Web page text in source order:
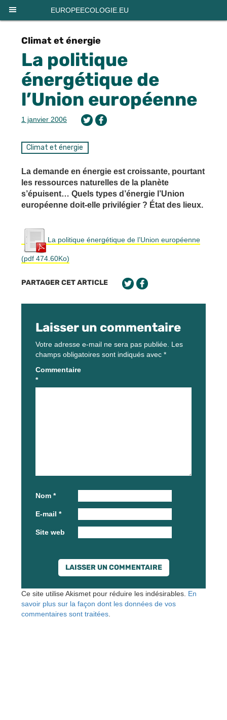
EUROPEECOLOGIE.EU
Climat et énergie
La politique
énergétique de
l’Union européenne
1 janvier 2006
Climat et énergie
La demande en énergie est croissante, pourtant
les ressources naturelles de la planète
s’épuisent… Quels types d’énergie l’Union
européenne doit-elle privilégier ? État des lieux.
La politique énergétique de l’Union européenne
(pdf 474.60Ko)
PARTAGER CET ARTICLE
Laisser un commentaire
Votre adresse e-mail ne sera pas publiée. Les
champs obligatoires sont indiqués avec *
Commentaire
*
Nom *
E-mail *
Site web
Ce site utilise Akismet pour réduire les indésirables. En
savoir plus sur la façon dont les données de vos
commentaires sont traitées